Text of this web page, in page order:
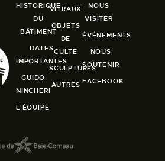
HISTORIQUE
DU
BÂTIMENT
DATES
IMPORTANTES
GUIDO
NINCHERI
L'ÉQUIPE
VITRAUX
OBJETS
DE
CULTE
SCULPTURES
AUTRES
NOUS
VISITER
ÉVÉNEMENTS
NOUS
SOUTENIR
FACEBOOK